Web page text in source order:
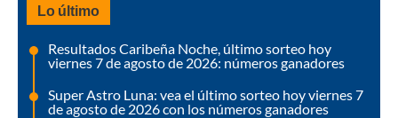
Lo último
Resultados Caribeña Noche, último sorteo hoy
viernes 7 de agosto de 2026: números ganadores
Super Astro Luna: vea el último sorteo hoy viernes 7
de agosto de 2026 con los números ganadores